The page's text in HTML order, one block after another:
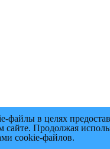
файлы в целях
сайте. Продолжая
cookie-файлов.